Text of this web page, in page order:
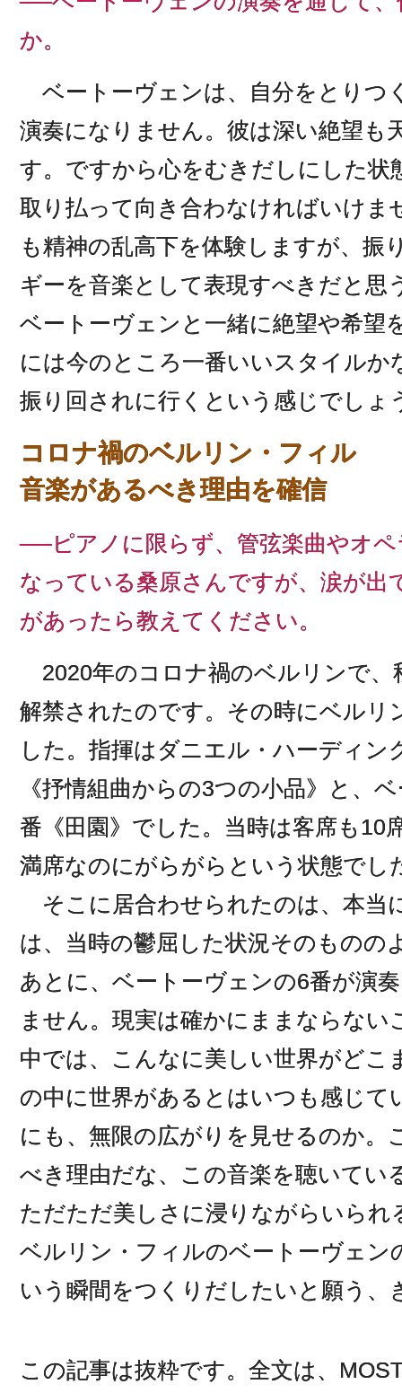
か。
ベートーヴェンは、自分をとりつ
演奏になりません。彼は深い絶望も
す。ですから心をむきだしにした状
取り払って向き合わなければいけま
も精神の乱高下を体験しますが、振
ギーを音楽として表現すべきだと思
ベートーヴェンと一緒に絶望や希望
には今のところ一番いいスタイルか
振り回されに行くという感じでしょ
コロナ禍のベルリン・フィル
音楽があるべき理由を確信
──ピアノに限らず、管弦楽曲やオ
なっている桑原さんですが、涙が出
があったら教えてください。
2020年のコロナ禍のベルリンで、
解禁されたのです。その時にベルリ
した。指揮はダニエル・ハーディ
《抒情組曲からの3つの小品》と、
番《田園》でした。当時は客席も10
満席なのにがらがらという状態でし
そこに居合わせられたのは、本当
は、当時の鬱屈した状況そのものの
あとに、ベートーヴェンの6番が演
ません。現実は確かにままならない
中では、こんなに美しい世界がどこ
の中に世界があるとはいつも感じて
にも、無限の広がりを見せるのか。
べき理由だな、この音楽を聴いてい
ただただ美しさに浸りながらいられ
ベルリン・フィルのベートーヴェン
いう瞬間をつくりだしたいと願う、
この記事は抜粋です。全文は、